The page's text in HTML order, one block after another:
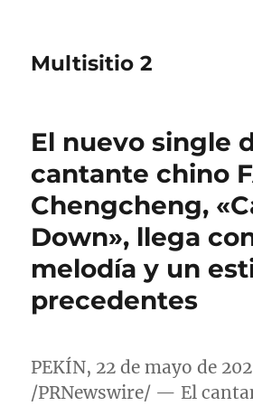
Multisitio 2
El nuevo single
cantante chino
Chengcheng,
Down», llega
melodía y un
precedentes
PEKÍN, 22 de mayo de
/PRNewswire/ — El